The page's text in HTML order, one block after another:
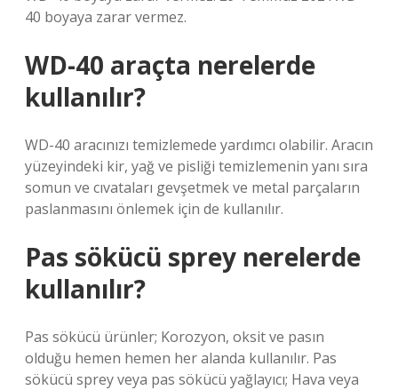
40 boyaya zarar vermez.
WD-40 araçta nerelerde
kullanılır?
WD-40 aracınızı temizlemede yardımcı olabilir. Aracın
yüzeyindeki kir, yağ ve pisliği temizlemenin yanı sıra
somun ve cıvataları gevşetmek ve metal parçaların
paslanmasını önlemek için de kullanılır.
Pas sökücü sprey nerelerde
kullanılır?
Pas sökücü ürünler; Korozyon, oksit ve pasın
olduğu hemen hemen her alanda kullanılır. Pas
sökücü sprey veya pas sökücü yağlayıcı; Hava veya